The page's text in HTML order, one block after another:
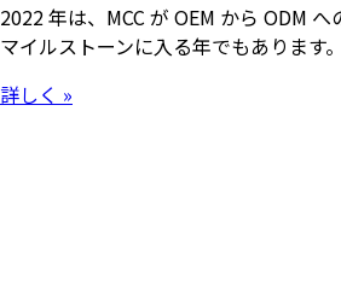
2022 年は、MCC が OEM から ODM
マイルストーンに入る年でもあります。
詳しく »